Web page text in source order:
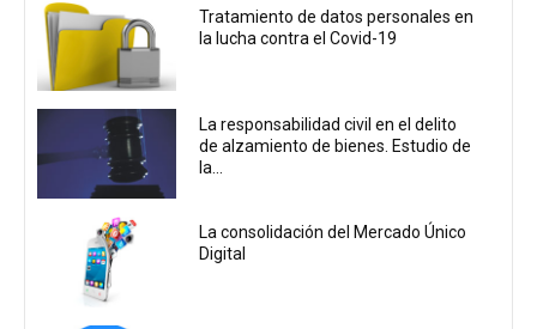
Tratamiento de datos personales en
la lucha contra el Covid-19
La responsabilidad civil en el delito
de alzamiento de bienes. Estudio de
la...
La consolidación del Mercado Único
Digital